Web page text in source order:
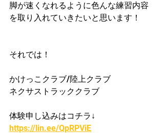
脚が速くなれるように色んな練習内容
を取り入れていきたいと思います！
それでは！
かけっこクラブ/陸上クラブ
ネクサストラッククラブ
体験申し込みはコチラ↓
https://lin.ee/QpRPViE